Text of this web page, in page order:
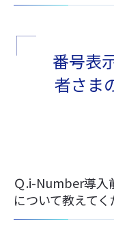
番号表
者さま
Ｑ.i-Number導入
について教えてく